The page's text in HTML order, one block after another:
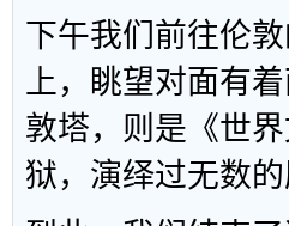
下午我们前往伦
上，眺望对面有
敦塔，则是《世
狱，演绎过无数的